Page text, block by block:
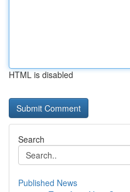
HTML is disabled
Search
Published News